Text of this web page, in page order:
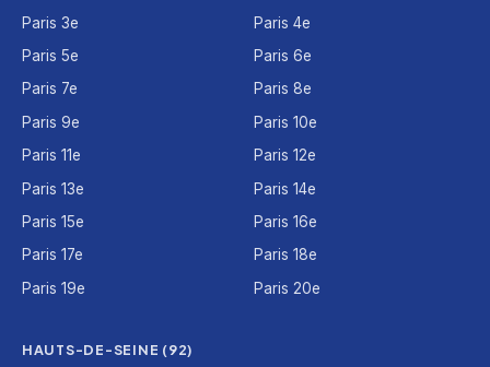
Paris 3e
Paris 4e
Paris 5e
Paris 6e
Paris 7e
Paris 8e
Paris 9e
Paris 10e
Paris 11e
Paris 12e
Paris 13e
Paris 14e
Paris 15e
Paris 16e
Paris 17e
Paris 18e
Paris 19e
Paris 20e
HAUTS-DE-SEINE (92)